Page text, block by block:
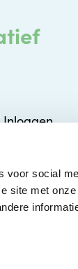
voor social
site met